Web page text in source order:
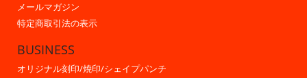
メールマガジン
特定商取引法の表示
BUSINESS
オリジナル刻印/焼印/シェイプパンチ